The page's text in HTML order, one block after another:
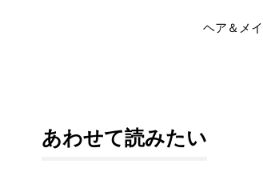
ヘア＆メ
あわせて読みたい